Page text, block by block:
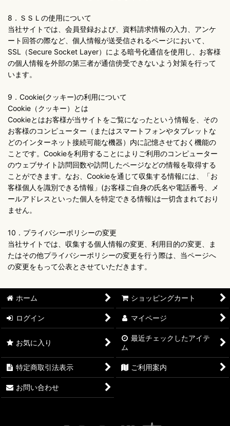
8．ＳＳＬの使用について
当社サイトでは、会員登録および、資料請求情報の入力、アンケ
ート回答の際など、個人情報が送受信されるページにおいて、
SSL（Secure Socket Layer）による暗号化通信を使用し、お客様
の個人情報を外部の第三者が通信傍受できないよう対策を行って
います。
9．Cookie(クッキー)の利用について
Cookie（クッキー）とは
Cookieとはお客様が当サイトをご覧になったという情報を、その
お客様のコンピューター（またはスマートフォンやタブレットな
どのインターネット接続可能な機器）内に記憶させておく機能の
ことです。Cookieを利用することによりご利用のコンピューター
のウェブサイト訪問回数や訪問したページなどの情報を取得する
ことができます。なお、Cookieを通じて収集する情報には、「お
客様個人を識別できる情報」(お客様ご自身の氏名や電話番号、メ
ールアドレスといった個人を特定できる情報)は一切含まれており
ません。
10．プライバシーポリシーの変更
当社サイトでは、収集する個人情報の変更、利用目的の変更、ま
たはその他プライバシーポリシーの変更を行う際は、当ページへ
の変更をもって公表とさせていただきます。
ホーム ショッピングカート
ログイン マイページ
お気に入り
最近チェックしたアイテ
ム
特定商取引法表示 ご利用案内
お問い合わせ